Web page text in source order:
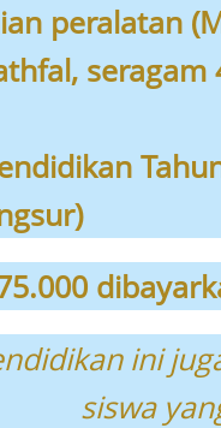
peralatan
ini
siswa